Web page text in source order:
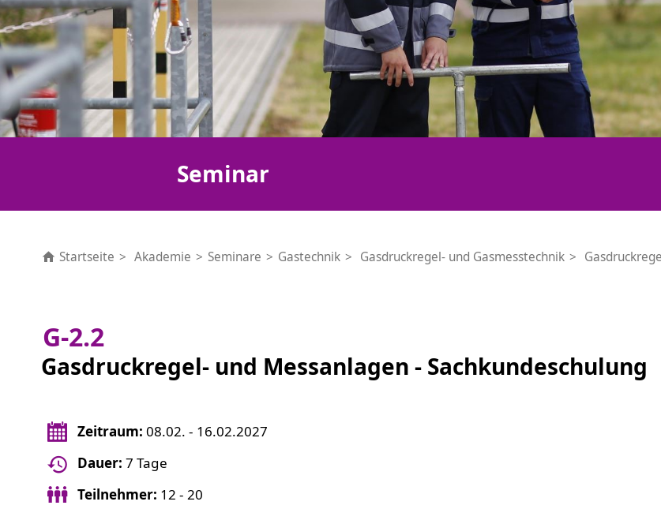
Seminar
Startseite Akademie Seminare Gastechnik Gasdruckregel- und Gasmesstechnik
G-2.2
Gasdruckregel- und Messanlagen - Sachkundeschulung
Zeitraum: 08.02. - 16.02.2027
Dauer: 7 Tage
Teilnehmer: 12 - 20